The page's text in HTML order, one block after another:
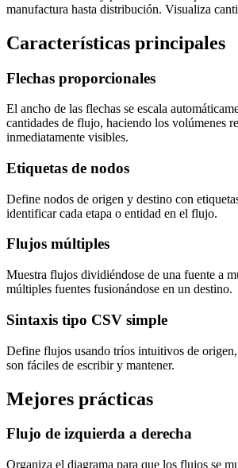
manufactura hasta distribución. Visualiza
Características principales
Flechas proporcionales
El ancho de las flechas se escala
cantidades de flujo, haciendo los volúmenes
inmediatamente visibles.
Etiquetas de nodos
Define nodos de origen y destino con
identificar cada etapa o entidad en el flujo.
Flujos múltiples
Muestra flujos dividiéndose de una fuente a
múltiples fuentes fusionándose en un destino.
Sintaxis tipo CSV simple
Define flujos usando tríos intuitivos de
son fáciles de escribir y mantener.
Mejores prácticas
Flujo de izquierda a derecha
Organiza el diagrama para que los flujos se